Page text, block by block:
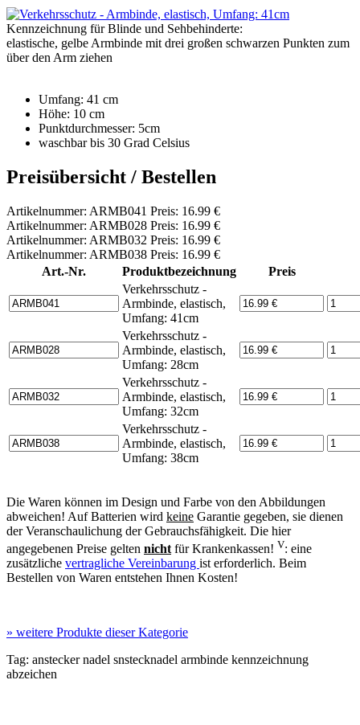
Kennzeichnung für Blinde und Sehbehinderte:
elastische, gelbe Armbinde mit drei großen schwarzen Punkten zum
über den Arm ziehen
Umfang: 41 cm
Höhe: 10 cm
Punktdurchmesser: 5cm
waschbar bis 30 Grad Celsius
Preisübersicht / Bestellen
Artikelnummer: ARMB041 Preis: 16.99 €
Artikelnummer: ARMB028 Preis: 16.99 €
Artikelnummer: ARMB032 Preis: 16.99 €
Artikelnummer: ARMB038 Preis: 16.99 €
Art.-Nr.
Produktbezeichnung
Preis
Verkehrsschutz -
Armbinde, elastisch,
Umfang: 41cm
Verkehrsschutz -
Armbinde, elastisch,
Umfang: 28cm
Verkehrsschutz -
Armbinde, elastisch,
Umfang: 32cm
Verkehrsschutz -
Armbinde, elastisch,
Umfang: 38cm
Die Waren können im Design und Farbe von den Abbildungen
abweichen! Auf Batterien wird keine Garantie gegeben, sie dienen
der Veranschaulichung der Gebrauchsfähigkeit. Die hier
angegebenen Preise gelten nichtfür Krankenkassen! V: eine
zusätzliche vertragliche Vereinbarung ist erforderlich. Beim
Bestellen von Waren entstehen Ihnen Kosten!
» weitere Produkte dieser Kategorie
Tag: ansteckernadel snstecknadel armbinde kennzeichnung
abzeichen